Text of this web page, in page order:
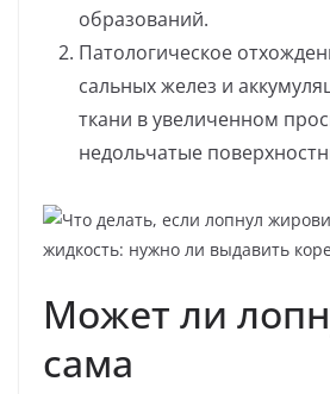
образований.
Патологическое
сальных желез и
ткани в увеличенном
недольчатые
Может ли
сама